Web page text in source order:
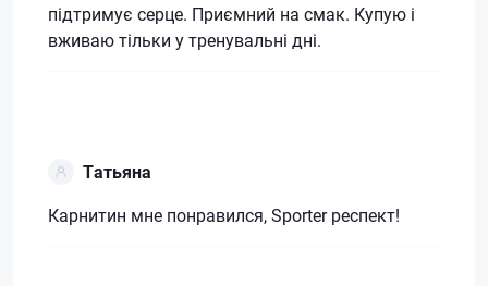
підтримує серце. Приємний на смак. Купую і
вживаю тільки у тренувальні дні.
Татьяна
Карнитин мне понравился, Sporter респект!